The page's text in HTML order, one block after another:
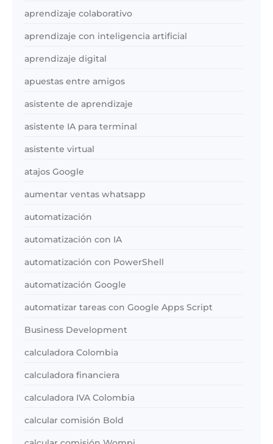
aprendizaje colaborativo
aprendizaje con inteligencia artificial
aprendizaje digital
apuestas entre amigos
asistente de aprendizaje
asistente IA para terminal
asistente virtual
atajos Google
aumentar ventas whatsapp
automatización
automatización con IA
automatización con PowerShell
automatización Google
automatizar tareas con Google Apps Script
Business Development
calculadora Colombia
calculadora financiera
calculadora IVA Colombia
calcular comisión Bold